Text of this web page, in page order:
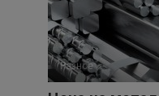
Разное